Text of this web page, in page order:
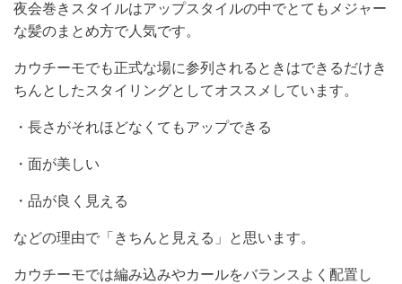
夜会巻きスタイルはアップスタイルの中でとてもメジャー
な髪のまとめ方で人気です。
カウチーモでも正式な場に参列されるときはできるだけき
ちんとしたスタイリングとしてオススメしています。
・長さがそれほどなくてもアップできる
・面が美しい
・品が良く見える
などの理由で「きちんと見える」と思います。
カウチーモでは編み込みやカールをバランスよく配置し